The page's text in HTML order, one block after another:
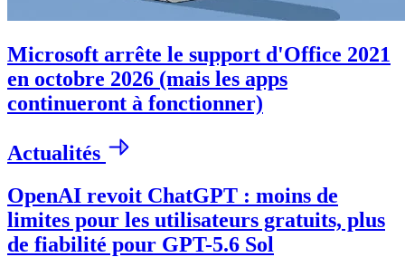
Microsoft arrête le support d'Office 2021
en octobre 2026 (mais les apps
continueront à fonctionner)
Actualités
OpenAI revoit ChatGPT : moins de
limites pour les utilisateurs gratuits, plus
de fiabilité pour GPT-5.6 Sol